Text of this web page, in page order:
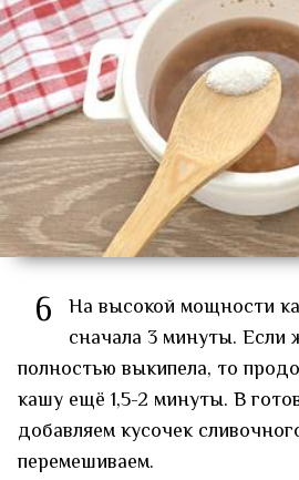
6 На высокой мощности
сначала 3 минуты. Если
полностью выкипела, то
кашу ещё 1,5-2 минуты. В
добавляем кусочек
перемешиваем.